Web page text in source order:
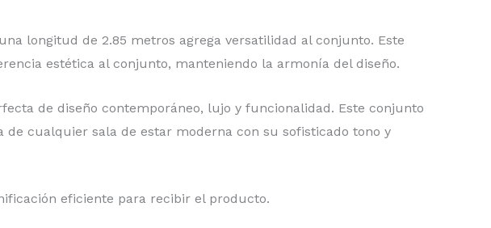
longitud de 2.85 metros agrega versatilidad al conjunto. Este
estética al conjunto, manteniendo la armonía del diseño.
de diseño contemporáneo, lujo y funcionalidad. Este conjunto
cualquier sala de estar moderna con su sofisticado tono y
eficiente para recibir el producto.